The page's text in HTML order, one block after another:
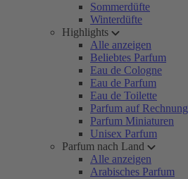
Sommerdüfte
Winterdüfte
Highlights
Alle anzeigen
Beliebtes Parfum
Eau de Cologne
Eau de Parfum
Eau de Toilette
Parfum auf Rechnung
Parfum Miniaturen
Unisex Parfum
Parfum nach Land
Alle anzeigen
Arabisches Parfum